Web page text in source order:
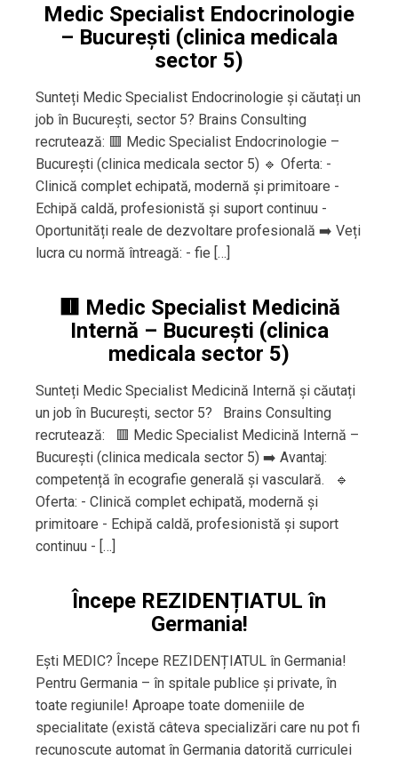
Medic Specialist Endocrinologie
– București (clinica medicala
sector 5)
Sunteți Medic Specialist Endocrinologie și căutați un
job în București, sector 5? Brains Consulting
recrutează: 🟥 Medic Specialist Endocrinologie –
București (clinica medicala sector 5) 🔹 Oferta: -
Clinică complet echipată, modernă și primitoare -
Echipă caldă, profesionistă și suport continuu -
Oportunități reale de dezvoltare profesională ➡️ Veți
lucra cu normă întreagă: - fie […]
🟥 Medic Specialist Medicină
Internă – București (clinica
medicala sector 5)
Sunteți Medic Specialist Medicină Internă și căutați
un job în București, sector 5? Brains Consulting
recrutează: 🟥 Medic Specialist Medicină Internă –
București (clinica medicala sector 5) ➡️ Avantaj:
competență în ecografie generală și vasculară. 🔹
Oferta: - Clinică complet echipată, modernă și
primitoare - Echipă caldă, profesionistă și suport
continuu - […]
Începe REZIDENȚIATUL în
Germania!
Ești MEDIC? Începe REZIDENȚIATUL în Germania!
Pentru Germania – în spitale publice și private, în
toate regiunile! Aproape toate domeniile de
specialitate (există câteva specializări care nu pot fi
recunoscute automat în Germania datorită curriculei